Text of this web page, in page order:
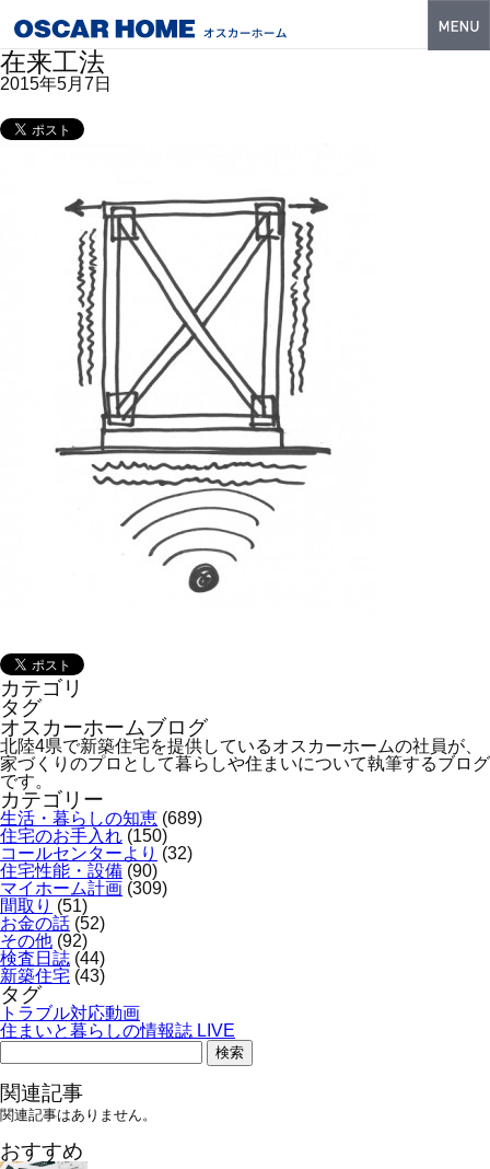
イベント・モデルハウス
商品ラインナップ
建築実例
フォトギャラリー
販売中の物件
スマートセレクト
土地情報
オンライン相談会
在来工法
2015年5月7日
カテゴリ
タグ
オスカーホームブログ
北陸4県で新築住宅を提供しているオスカーホームの社員が、
家づくりのプロとして暮らしや住まいについて執筆するブログ
です。
カテゴリー
生活・暮らしの知恵 (689)
住宅のお手入れ (150)
コールセンターより (32)
住宅性能・設備 (90)
マイホーム計画 (309)
間取り (51)
お金の話 (52)
その他 (92)
検査日誌 (44)
新築住宅 (43)
タグ
トラブル対応動画
住まいと暮らしの情報誌 LIVE
検
索:
関連記事
関連記事はありません。
おすすめ